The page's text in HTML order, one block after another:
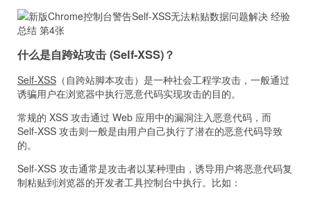
什么是自跨站攻击 (Self-XSS)？
Self-XSS （自跨站脚本攻击）是一种社会工程学攻击，一般通过
诱骗用户在浏览器中执行恶意代码实现攻击的目的。
常规的 XSS 攻击通过 Web 应用中的漏洞注入恶意代码，而
Self-XSS 攻击则一般是由用户自己执行了潜在的恶意代码导致
的。
Self-XSS 攻击通常是攻击者以某种理由，诱导用户将恶意代码复
制粘贴到浏览器的开发者工具控制台中执行。比如：